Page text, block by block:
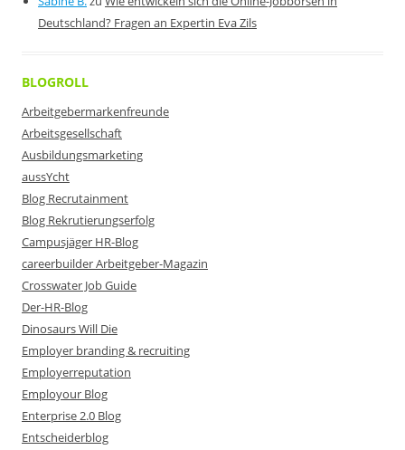
Deutschland? Fragen an Expertin Eva Zils
BLOGROLL
Arbeitgebermarkenfreunde
Arbeitsgesellschaft
Ausbildungsmarketing
aussYcht
Blog Recrutainment
Blog Rekrutierungserfolg
Campusjäger HR-Blog
careerbuilder Arbeitgeber-Magazin
Crosswater Job Guide
Der-HR-Blog
Dinosaurs Will Die
Employer branding & recruiting
Employerreputation
Employour Blog
Enterprise 2.0 Blog
Entscheiderblog